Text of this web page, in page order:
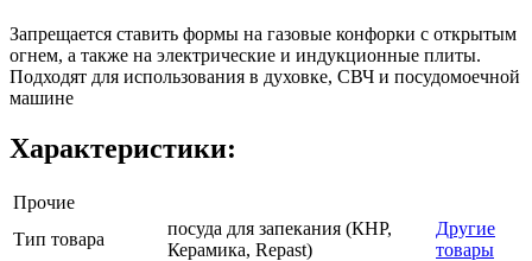
Запрещается ставить формы на газовые конфорки с открытым
огнем, а также на электрические и индукционные плиты.
Подходят для использования в духовке, СВЧ и посудомоечной
машине
Характеристики:
Прочие
Тип товара
посуда для запекания (КНР,
Керамика, Repast)
Другие
товары